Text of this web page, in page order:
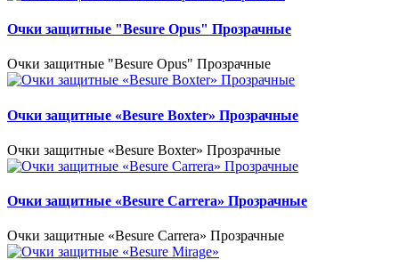
Очки защитные "Besure Opus" Прозрачные
Очки защитные "Besure Opus" Прозрачные
Очки защитные «Besure Boxter» Прозрачные
Очки защитные «Besure Boxter» Прозрачные
Очки защитные «Besure Carrera» Прозрачные
Очки защитные «Besure Carrera» Прозрачные